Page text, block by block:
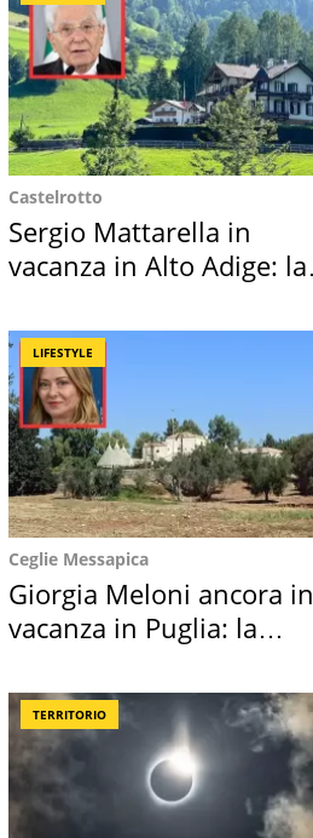
Castelrotto
Sergio Mattarella in
vacanza in Alto Adige: la
LIFESTYLE
Ceglie Messapica
Giorgia Meloni ancora in
vacanza in Puglia: la
TERRITORIO